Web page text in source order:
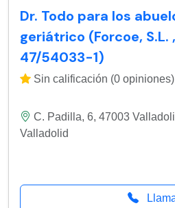
Dr. Todo para los
geriátrico (Forcoe, S.L.
47/54033-1)
Sin calificación (0 opiniones)
C. Padilla, 6, 47003
Valladolid